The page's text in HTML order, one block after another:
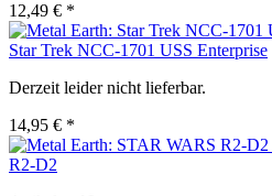
12,49 € *
Star Trek NCC-1701 USS Enterprise
Derzeit leider nicht lieferbar.
14,95 € *
R2-D2